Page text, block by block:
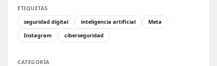
ETIQUETAS
seguridad digital
inteligencia artificial
Meta
Instagram
ciberseguridad
CATEGORÍA